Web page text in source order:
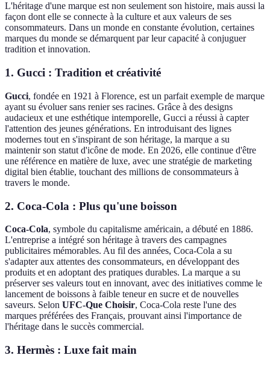
L'héritage d'une marque est non seulement son histoire, mais aussi la
façon dont elle se connecte à la culture et aux valeurs de ses
consommateurs. Dans un monde en constante évolution, certaines
marques du monde se démarquent par leur capacité à conjuguer
tradition et innovation.
1. Gucci : Tradition et créativité
Gucci, fondée en 1921 à Florence, est un parfait exemple de marque
ayant su évoluer sans renier ses racines. Grâce à des designs
audacieux et une esthétique intemporelle, Gucci a réussi à capter
l'attention des jeunes générations. En introduisant des lignes
modernes tout en s'inspirant de son héritage, la marque a su
maintenir son statut d'icône de mode. En 2026, elle continue d'être
une référence en matière de luxe, avec une stratégie de marketing
digital bien établie, touchant des millions de consommateurs à
travers le monde.
2. Coca-Cola : Plus qu'une boisson
Coca-Cola, symbole du capitalisme américain, a débuté en 1886.
L'entreprise a intégré son héritage à travers des campagnes
publicitaires mémorables. Au fil des années, Coca-Cola a su
s'adapter aux attentes des consommateurs, en développant des
produits et en adoptant des pratiques durables. La marque a su
préserver ses valeurs tout en innovant, avec des initiatives comme le
lancement de boissons à faible teneur en sucre et de nouvelles
saveurs. Selon UFC-Que Choisir, Coca-Cola reste l'une des
marques préférées des Français, prouvant ainsi l'importance de
l'héritage dans le succès commercial.
3. Hermès : Luxe fait main